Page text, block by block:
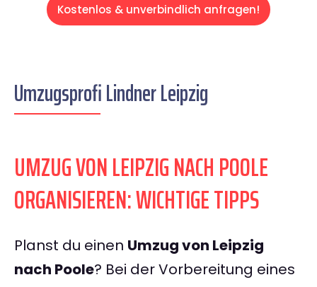
Kostenlos & unverbindlich anfragen!
Umzugsprofi Lindner Leipzig
UMZUG VON LEIPZIG NACH POOLE
ORGANISIEREN: WICHTIGE TIPPS
Planst du einen Umzug von Leipzig
nach Poole? Bei der Vorbereitung eines